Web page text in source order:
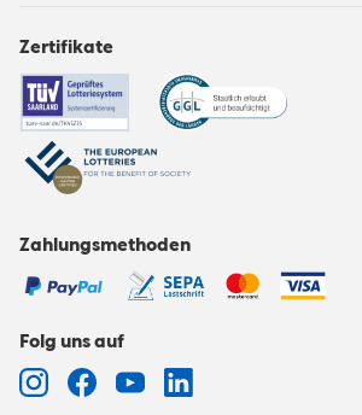
Zertifikate
Zahlungsmethoden
Folg uns auf